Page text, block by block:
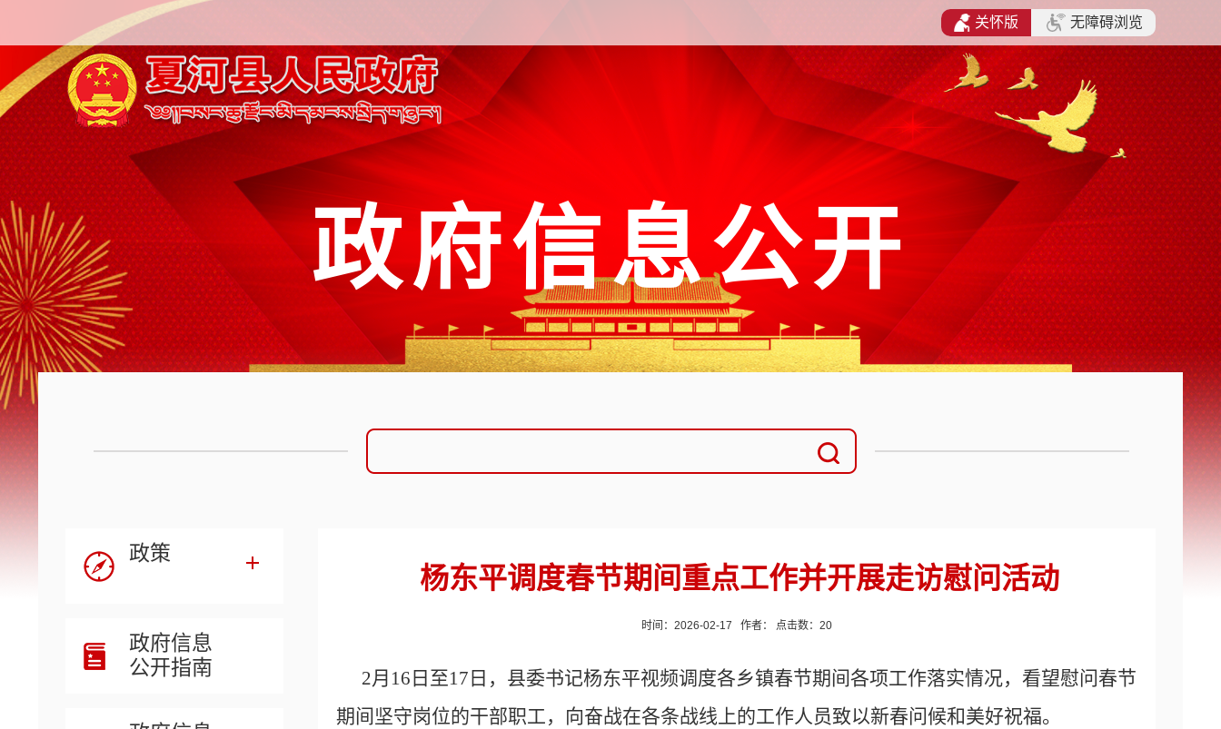
政府信息公开
政策
政府信息
公开指南
杨东平调度春节期间重点工作并开展走访慰问活动
时间：2026-02-17 作者： 点击数： 20
2月 16日至17日，县委书记杨东平视频调度各乡镇春节期间各项工作落实情况，看望慰问春节
期间坚守岗位的干部职工，向奋战在各条战线上的工作人员致以新春问候和美好祝福。
关怀版 无障碍浏览